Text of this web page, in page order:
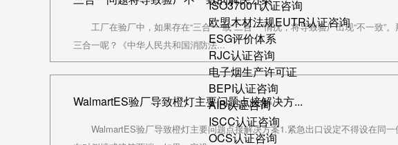
ISO37001认证咨询
欧盟木材法规EUTR认证咨询
ESG评价体系
RJC认证咨询
电子烟生产许可证
BEPI认证咨询
AIB认证咨询
ISCC认证咨询
OCS认证咨询
工厂在验厂中，如果存在“三合一”或“二合一”情况，将导致验厂出现“不一致”
三合一呢？《中华人民共和国消防法...
WalmartES验厂导致橙灯主要问题点接解决方...
WalmartES验厂导致橙灯主要问题点接解决方案1.紧急出口设定不得设在同